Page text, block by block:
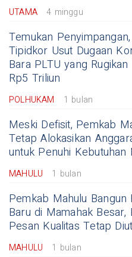
UTAMA 4 minggu
Temukan
Tipidkor Usut Dugaan
Bara PLTU yang
Rp5 Triliun
POLHUKAM 1 bulan
Meski Defisit, Pemkab
Tetap Alokasikan
untuk Penuhi Kebutuhan
MAHULU 1 bulan
Pemkab Mahulu Bangun
Baru di Mamahak Besar,
Pesan Kualitas Tetap
MAHULU 1 bulan